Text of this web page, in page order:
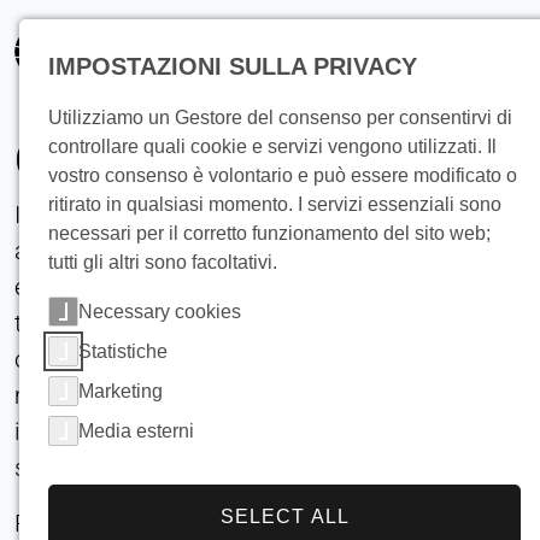
principale
Giornale
I nostri clienti scelgono i nostri prodotti perché si
affidano ai più alti livelli di affidabilità, all'elevata
efficienza energetica e all'economicità a lungo
termine. Le nostre soluzioni e i nostri prodotti
ottimizzano i processi, garantiscono la
massima qualità della saldatura laser, riducono
i costi operativi e assicurano la massima
sicurezza operativa.
Per il nostro cliente, o per il cliente finale del
IMPOSTAZIONI SULLA PRIVACY
Utilizziamo un Gestore del consenso per consentirvi di
controllare quali cookie e servizi vengono utilizzati. Il
vostro consenso è volontario e può essere modificato o
ritirato in qualsiasi momento. I servizi essenziali sono
necessari per il corretto funzionamento del sito web;
tutti gli altri sono facoltativi.
Necessary cookies
Statistiche
Marketing
Media esterni
SELECT ALL